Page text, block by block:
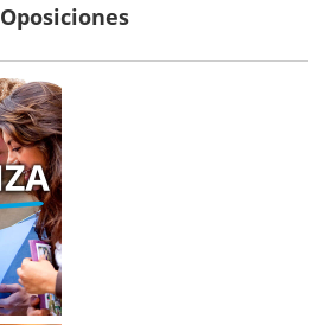
Oposiciones